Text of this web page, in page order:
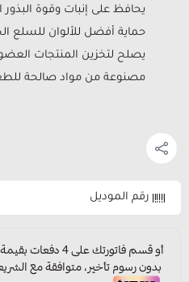
يحافظ على إنبات وقوة البذور
حماية أفضل للألوان للسلع
يصلح لتخزين المنتجات
مصنوعة من مواد صالحة
رقم الموديل